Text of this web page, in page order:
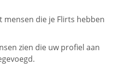
mensen die je Flirts hebben
zien die uw profiel aan